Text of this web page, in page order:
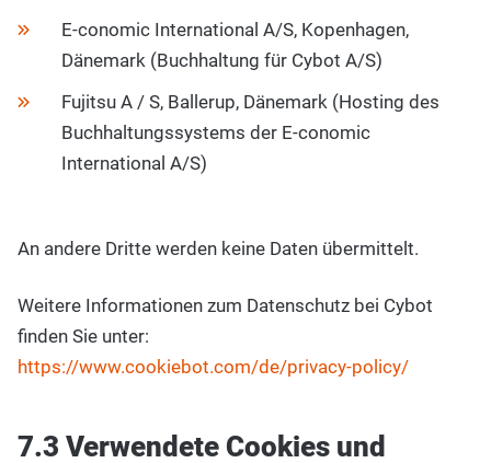
E-conomic International A/S, Kopenhagen,
Dänemark (Buchhaltung für Cybot A/S)
Fujitsu A / S, Ballerup, Dänemark (Hosting des
Buchhaltungssystems der E-conomic
International A/S)
An andere Dritte werden keine Daten übermittelt.
Weitere Informationen zum Datenschutz bei Cybot
finden Sie unter:
https://www.cookiebot.com/de/privacy-policy/
7.3 Verwendete Cookies und